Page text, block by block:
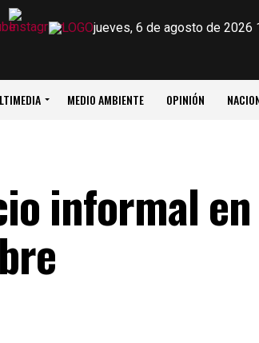
jueves, 6 de agosto de 2026
MEDIO AMBIENTE OPINIÓN
informal